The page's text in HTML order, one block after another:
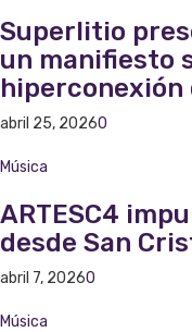
Superlitio
un manifiesto
abril 25, 20260
Música
ARTESC4
desde San
abril 7, 20260
Música